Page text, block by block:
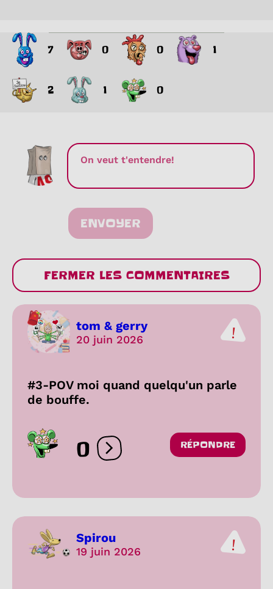
7 0 0 1
2 1 0
ENVOYER
FERMER LES COMMENTAIRES
tom & gerry
20 juin 2026
#3-POV moi quand quelqu'un parle
de bouffe.
0 Ouvrir les réactions
RÉPONDRE
Spirou
19 juin 2026